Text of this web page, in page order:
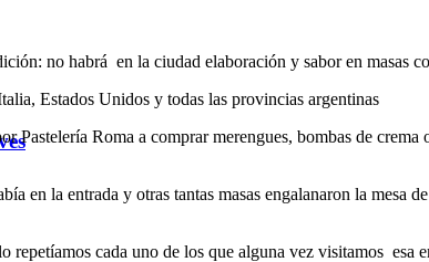
no habrá en la ciudad elaboración y sabor en masas
Estados Unidos y todas las provincias argentinas
Pastelería Roma a comprar merengues, bombas de
en la entrada y otras tantas masas engalanaron la mesa
repetíamos cada uno de los que alguna vez visitamos esa